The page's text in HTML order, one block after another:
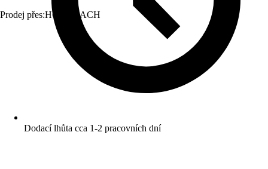
Prodej přes:HORNBACH
Dodací lhůta cca 1-2 pracovních dní